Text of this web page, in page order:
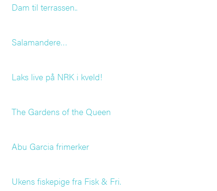
Dam til terrassen..
Salamandere…
Laks live på NRK i kveld!
The Gardens of the Queen
Abu Garcia frimerker
Ukens fiskepige fra Fisk & Fri.